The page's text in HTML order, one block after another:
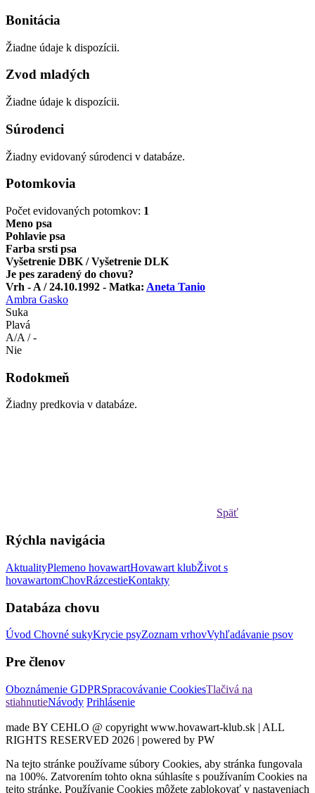
Bonitácia
Žiadne údaje k dispozícii.
Zvod mladých
Žiadne údaje k dispozícii.
Súrodenci
Žiadny evidovaný súrodenci v databáze.
Potomkovia
Počet evidovaných potomkov: 1
Meno psa
Pohlavie psa
Farba srsti psa
Vyšetrenie DBK / Vyšetrenie DLK
Je pes zaradený do chovu?
Vrh - A / 24.10.1992 - Matka: Aneta Tanio
Ambra Gasko
Suka
Plavá
A/A / -
Nie
Rodokmeň
Žiadny predkovia v databáze.
Späť
Rýchla navigácia
AktualityPlemeno hovawartHovawart klubŽivot s
hovawartomChovRázcestieKontakty
Databáza chovu
Úvod Chovné sukyKrycie psyZoznam vrhovVyhľadávanie psov
Pre členov
Oboznámenie GDPRSpracovávanie CookiesTlačivá na
stiahnutieNávody Prihlásenie
made BY CEHLO @ copyright www.hovawart-klub.sk | ALL
RIGHTS RESERVED 2026 | powered by PW
Na tejto stránke používame súbory Cookies, aby stránka fungovala
na 100%. Zatvorením tohto okna súhlasíte s používaním Cookies na
tejto stránke. Používanie Cookies môžete zablokovať v nastaveniach